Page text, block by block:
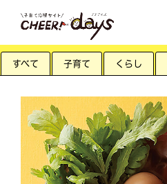
すべて 子育て くらし